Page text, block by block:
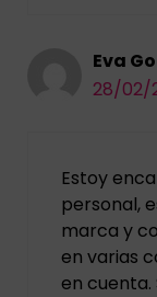
Eva
28/02/
Estoy
personal,
marca y
en varias
en cuenta.